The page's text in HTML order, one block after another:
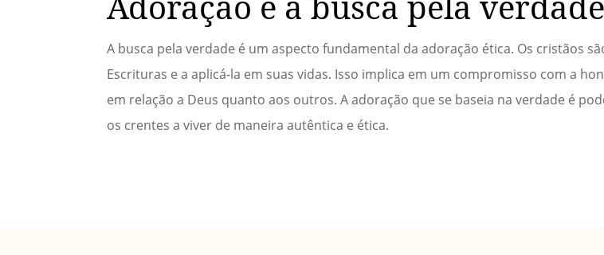
A busca pela verdade é um aspecto fundamental da adoração ética. Os cristãos
Escrituras e a aplicá-la em suas vidas. Isso implica em um compromisso com a
em relação a Deus quanto aos outros. A adoração que se baseia na verdade é
os crentes a viver de maneira autêntica e ética.